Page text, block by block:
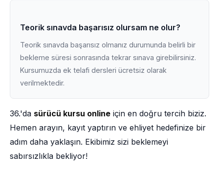
Teorik sınavda başarısız olursam ne olur?
Teorik sınavda başarısız olmanız durumunda belirli bir
bekleme süresi sonrasında tekrar sınava girebilirsiniz.
Kursumuzda ek telafi dersleri ücretsiz olarak
verilmektedir.
36.'da sürücü kursu online için en doğru tercih biziz.
Hemen arayın, kayıt yaptırın ve ehliyet hedefinize bir
adım daha yaklaşın. Ekibimiz sizi beklemeyi
sabırsızlıkla bekliyor!